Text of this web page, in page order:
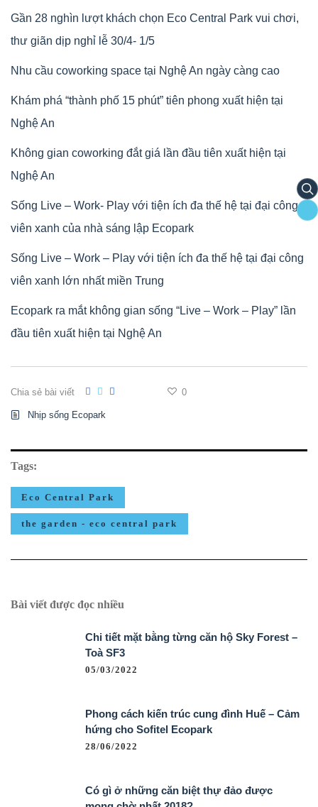
Gần 28 nghìn lượt khách chọn Eco Central Park vui chơi,
thư giãn dịp nghỉ lễ 30/4- 1/5
Nhu cầu coworking space tại Nghệ An ngày càng cao
Khám phá “thành phố 15 phút” tiên phong xuất hiện tại
Nghệ An
Không gian coworking đắt giá lần đầu tiên xuất hiện tại
Nghệ An
Sống Live – Work- Play với tiện ích đa thế hệ tại đại công
viên xanh của nhà sáng lập Ecopark
Sống Live – Work – Play với tiện ích đa thế hệ tại đại công
viên xanh lớn nhất miền Trung
Ecopark ra mắt không gian sống “Live – Work – Play” lần
đầu tiên xuất hiện tại Nghệ An
Chia sẻ bài viết 0
Nhịp sống Ecopark
Tags:
Eco Central Park
the garden - eco central park
Bài viết được đọc nhiều
Chi tiết mặt bằng từng căn hộ Sky Forest –
Toà SF3
05/03/2022
Phong cách kiến trúc cung đình Huế – Cảm
hứng cho Sofitel Ecopark
28/06/2022
Có gì ở những căn biệt thự đảo được